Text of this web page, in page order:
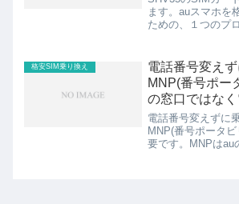
ます。auスマホを
ための、１つのプ
ンク (adsbygoogle
格安SIM乗り換え
電話番号変えず
MNP(番号ポー
の窓口ではな
め〜au解約〜
電話番号変えずに
MNP(番号ポータ
要です。MNPはau